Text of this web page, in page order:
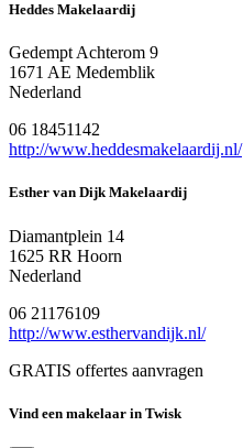
Heddes Makelaardij
Gedempt Achterom 9
1671 AE Medemblik
Nederland
06 18451142
http://www.heddesmakelaardij.nl/
Esther van Dijk Makelaardij
Diamantplein 14
1625 RR Hoorn
Nederland
06 21176109
http://www.esthervandijk.nl/
GRATIS offertes aanvragen
Vind een makelaar in Twisk